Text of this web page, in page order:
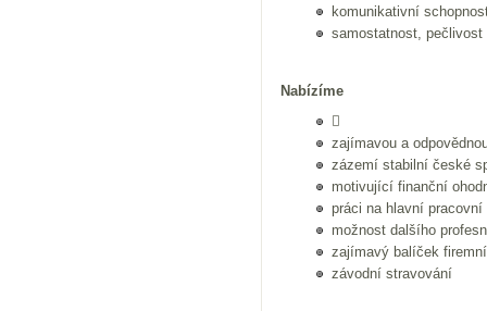
komunikativní
samostatnost,
Nabízíme

zajímavou a
zázemí stabilní české
motivující finanční
práci na hlavní pracovní
možnost dalšího
zajímavý balíček
závodní stravování